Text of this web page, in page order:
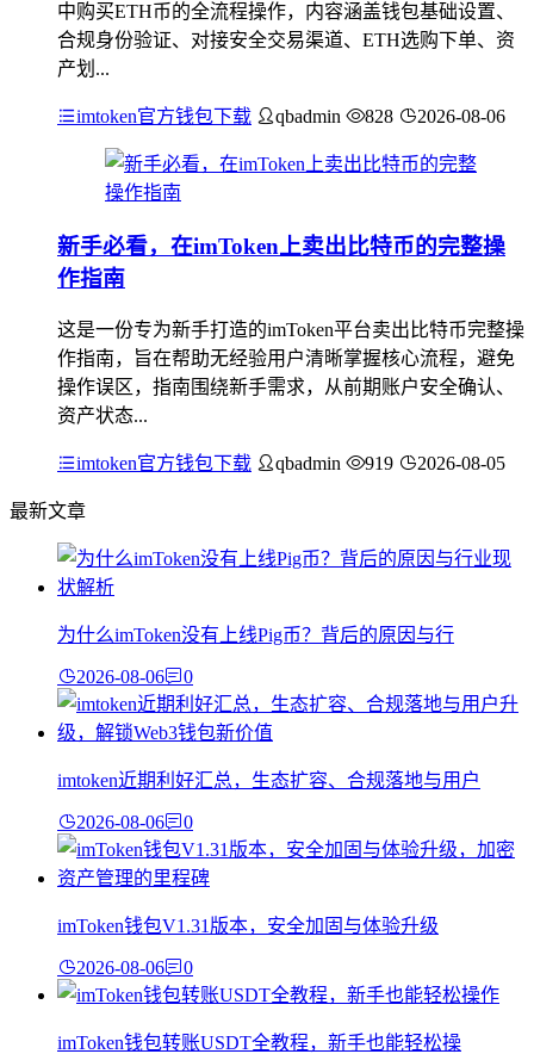
中购买ETH币的全流程操作，内容涵盖钱包基础设置、
合规身份验证、对接安全交易渠道、ETH选购下单、资
产划...
imtoken官方钱包下载 qbadmin 828 2026-08-06
新手必看，在imToken上卖出比特币的完整操
作指南
这是一份专为新手打造的imToken平台卖出比特币完整操
作指南，旨在帮助无经验用户清晰掌握核心流程，避免
操作误区，指南围绕新手需求，从前期账户安全确认、
资产状态...
imtoken官方钱包下载 qbadmin 919 2026-08-05
最新文章
为什么imToken没有上线Pig币？背后的原因与行
2026-08-06 0
imtoken近期利好汇总，生态扩容、合规落地与用户
2026-08-06 0
imToken钱包V1.31版本，安全加固与体验升级
2026-08-06 0
imToken钱包转账USDT全教程，新手也能轻松操